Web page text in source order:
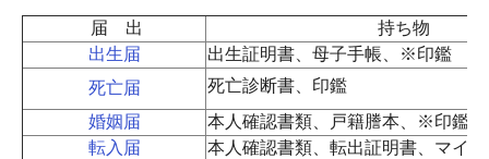
届 出
持ち物
出生届
出生証明書、母子手帳、※印鑑
死亡届
死亡診断書、印鑑
婚姻届
本人確認書類、戸籍謄本、※印鑑
転入届
本人確認書類、転出証明書、マイ